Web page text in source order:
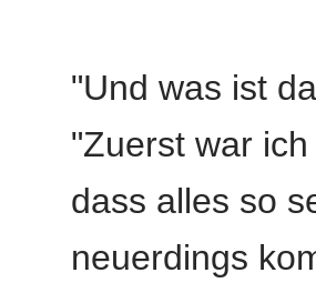
"Und was ist
"Zuerst war
dass alles so
neuerdings